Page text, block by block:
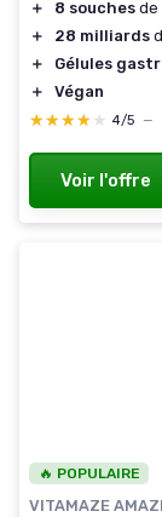
＋
8 souches de
＋
28 milliards
＋
Gélules
＋
Végan
★★★★★
★★★★★ 4/5 —
Voir l'offre
🔥 POPULAIRE
VITAMAZE